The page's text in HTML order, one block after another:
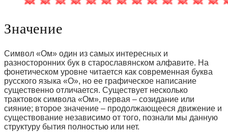
Значение
Символ «Ом» один из самых интересных и
разносторонних бук в старославянском алфавите. На
фонетическом уровне читается как современная буква
русского языка «О», но ее графическое написание
существенно отличается. Существует несколько
трактовок символа «Ом», первая – созидание или
сияние; второе значение – продолжающееся движение и
существование независимо от того, познали мы данную
структуру бытия полностью или нет.